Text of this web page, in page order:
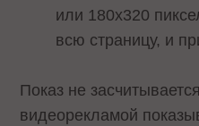
или 180х320
всю страницу, и
Показ не
видеорекламой